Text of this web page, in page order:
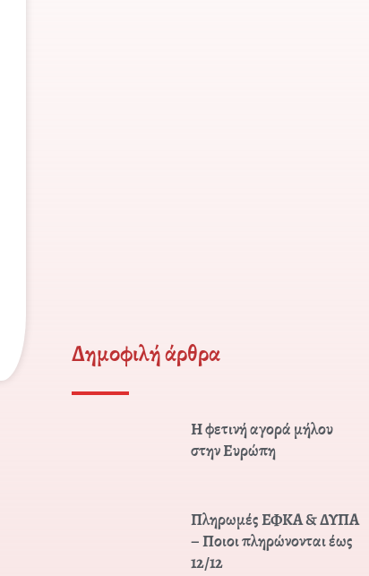
Δημοφιλή άρθρα
Η φετινή αγορά μήλου
στην Ευρώπη
Πληρωμές ΕΦΚΑ & ΔΥΠΑ
– Ποιοι πληρώνονται έως
12/12